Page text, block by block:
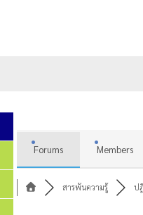
Forums Members
สารพันความรู้ ป